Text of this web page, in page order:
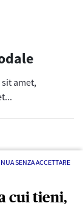
cui tieni,
SENZA ACCETTARE
amet,